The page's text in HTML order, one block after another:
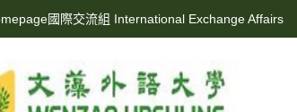
國際交流組 International Exchange Affairs